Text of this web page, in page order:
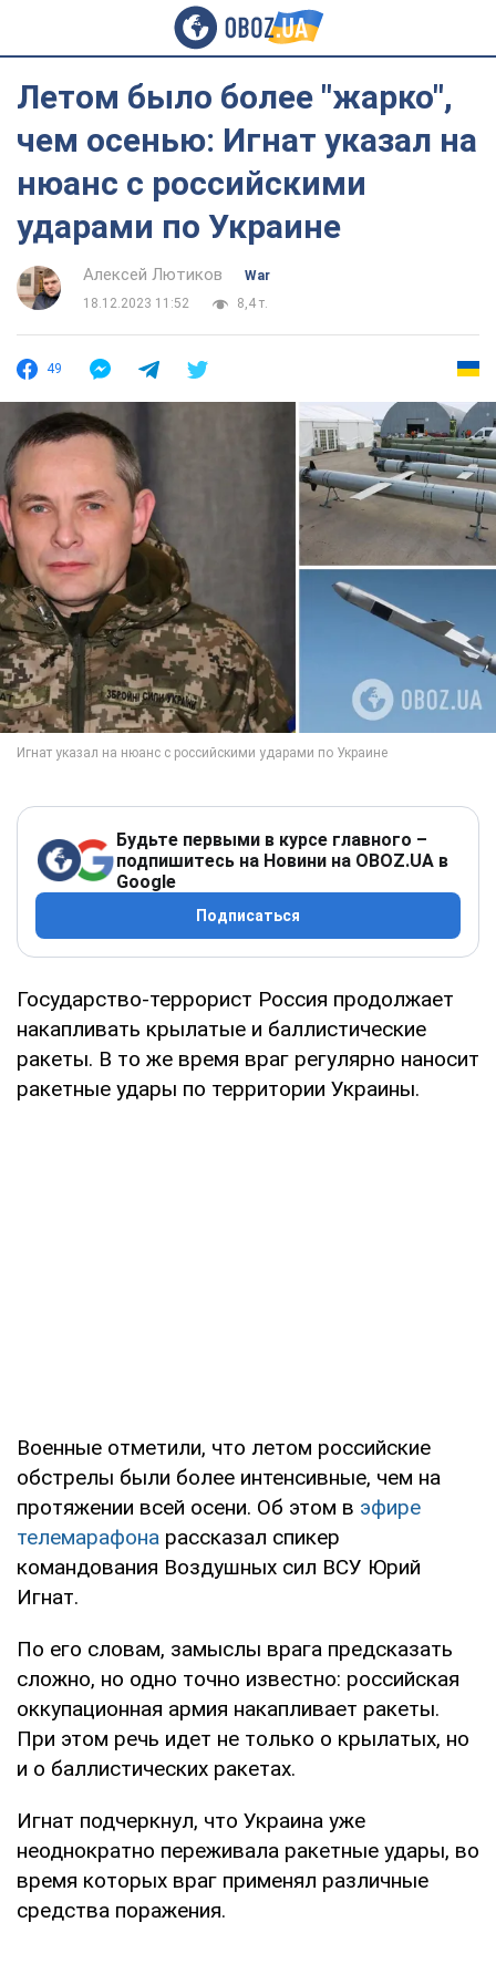
Летом было более "жарко",
чем осенью: Игнат указал на
нюанс с российскими
ударами по Украине
Алексей Лютиков
War
18.12.2023 11:52
8,4 т.
49
Будьте первыми в курсе главного –
подпишитесь на Новини на OBOZ.UA в
Google
Подписаться
Государство-террорист Россия продолжает
накапливать крылатые и баллистические
ракеты. В то же время враг регулярно наносит
ракетные удары по территории Украины.
Военные отметили, что летом российские
обстрелы были более интенсивные, чем на
протяжении всей осени. Об этом в эфире
телемарафона рассказал спикер
командования Воздушных сил ВСУ Юрий
Игнат.
По его словам, замыслы врага предсказать
сложно, но одно точно известно: российская
оккупационная армия накапливает ракеты.
При этом речь идет не только о крылатых, но
и о баллистических ракетах.
Игнат подчеркнул, что Украина уже
неоднократно переживала ракетные удары, во
время которых враг применял различные
средства поражения.